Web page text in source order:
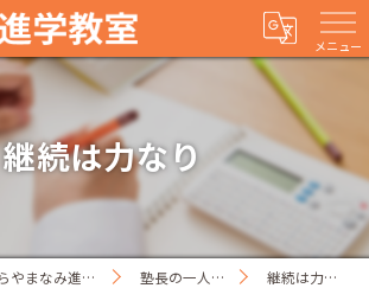
メニュー
継続は力なり
松戸の学習塾ならやまなみ進学教室 塾長の一人ごと 継続は力なり